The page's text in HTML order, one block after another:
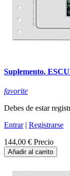
Suplemento.
favorite
Debes de estar
Entrar| Registrarse
144,00 € Precio
Añadir al carrito